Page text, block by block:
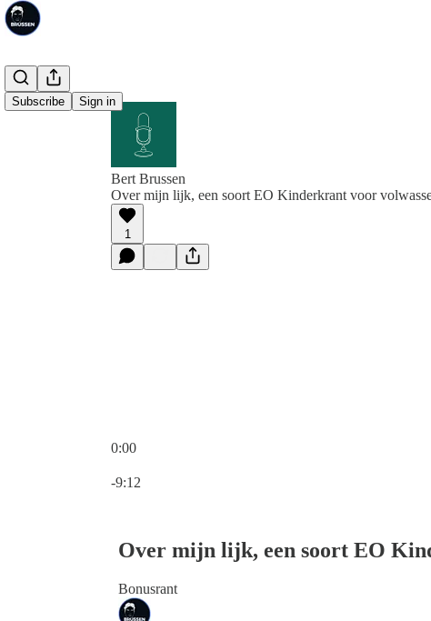
Subscribe Sign in
Bert Brussen
Over mijn lijk, een soort EO Kinderkrant voor
1
0:00
-9:12
Over mijn lijk, een soort EO
Bonusrant